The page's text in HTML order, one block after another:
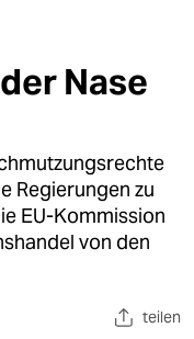
Nase
Regierungen zu
EU-Kommission
von den
teilen